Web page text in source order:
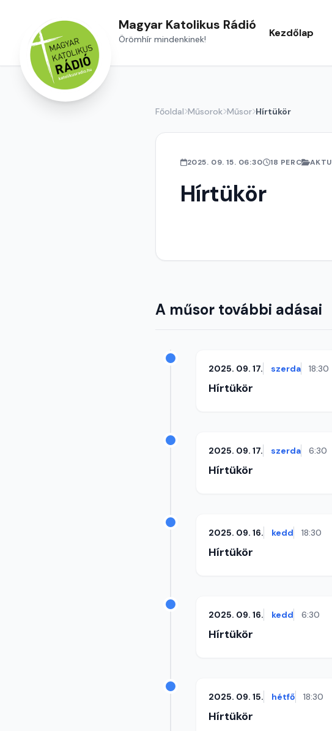
Magyar Katolikus Rádió
Örömhír mindenkinek! Kezdőlap
Főoldal Műsorok Műsor Hírtükör
2025. 09. 15. 06:30 18 PERC
Hírtükör
A műsor további adásai
2025. 09. 17. szerda 18:30
Hírtükör
2025. 09. 17. szerda 6:30
Hírtükör
2025. 09. 16. kedd 18:30
Hírtükör
2025. 09. 16. kedd 6:30
Hírtükör
2025. 09. 15. hétfő 18:30
Hírtükör